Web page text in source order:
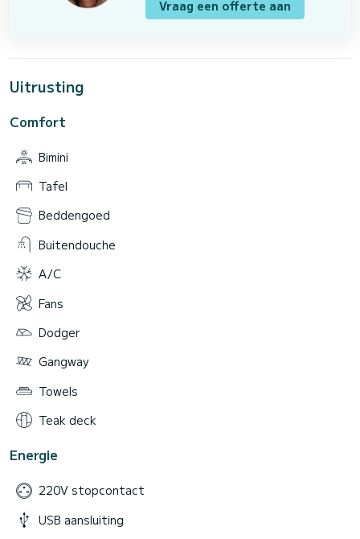
Vraag een offerte aan
Uitrusting
Comfort
Bimini
Tafel
Beddengoed
Buitendouche
A/C
Fans
Dodger
Gangway
Towels
Teak deck
Energie
220V stopcontact
USB aansluiting